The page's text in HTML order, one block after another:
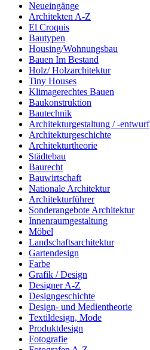
Neueingänge
Architekten A-Z
El Croquis
Bautypen
Housing/Wohnungsbau
Bauen Im Bestand
Holz/ Holzarchitektur
Tiny Houses
Klimagerechtes Bauen
Baukonstruktion
Bautechnik
Architekturgestaltung / -entwurf
Architekturgeschichte
Architekturtheorie
Städtebau
Baurecht
Bauwirtschaft
Nationale Architektur
Architekturführer
Sonderangebote Architektur
Innenraumgestaltung
Möbel
Landschaftsarchitektur
Gartendesign
Farbe
Grafik / Design
Designer A-Z
Designgeschichte
Design- und Medientheorie
Textildesign, Mode
Produktdesign
Fotografie